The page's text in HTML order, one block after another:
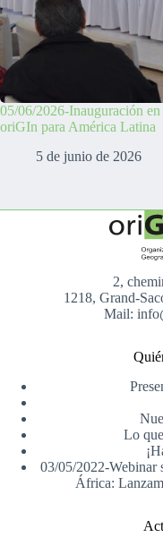
05/06/2026-Inauguración
oriGIn para América Latina
5 de junio de 2026
2,
1218, Grand-
Mail:
Lo
03/05/2022-Webinar
África: